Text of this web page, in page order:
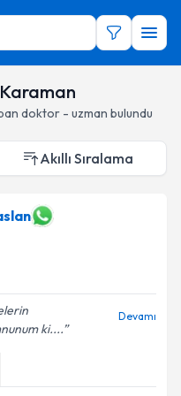
doktor - uzman bulundu
Akıllı Sıralama
ki....
Devamı